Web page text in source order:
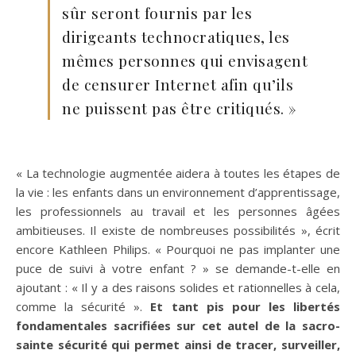
sûr seront fournis par les
dirigeants technocratiques, les
mêmes personnes qui envisagent
de censurer Internet afin qu’ils
ne puissent pas être critiqués. »
« La technologie augmentée aidera à toutes les étapes de
la vie : les enfants dans un environnement d’apprentissage,
les professionnels au travail et les personnes âgées
ambitieuses. Il existe de nombreuses possibilités », écrit
encore Kathleen Philips. « Pourquoi ne pas implanter une
puce de suivi à votre enfant ? » se demande-t-elle en
ajoutant : « Il y a des raisons solides et rationnelles à cela,
comme la sécurité ». Et tant pis pour les libertés
fondamentales sacrifiées sur cet autel de la sacro-
sainte sécurité qui permet ainsi de tracer, surveiller,